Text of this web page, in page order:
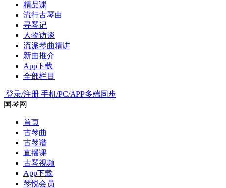
精品课
流行古琴曲
寻琴记
人物访谈
流派琴曲精讲
新曲推介
App下载
全部栏目
登录/注册 手机/PC/APP多端同步
国琴网
首页
古琴曲
古琴谱
直播课
古琴视频
App下载
琴悦会员